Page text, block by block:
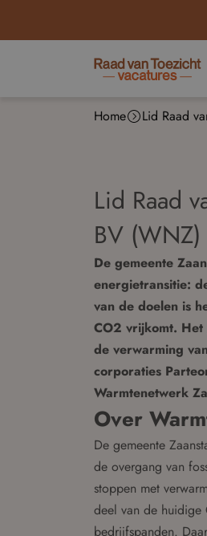
Home Lid Raad
Lid Raad
BV (WNZ)
De gemeente
energietransitie:
van de doelen is
CO2 vrijkomt. Het
de verwarming
corporaties
Warmtenetwerk
Over
De gemeente
de overgang van
stoppen met
deel van de huidige
bedrijfspanden.